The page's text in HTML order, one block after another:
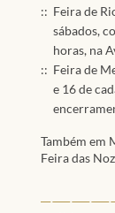
Feira de
sábados,
horas, na
Feira de
e 16 de
Também em
Feira das